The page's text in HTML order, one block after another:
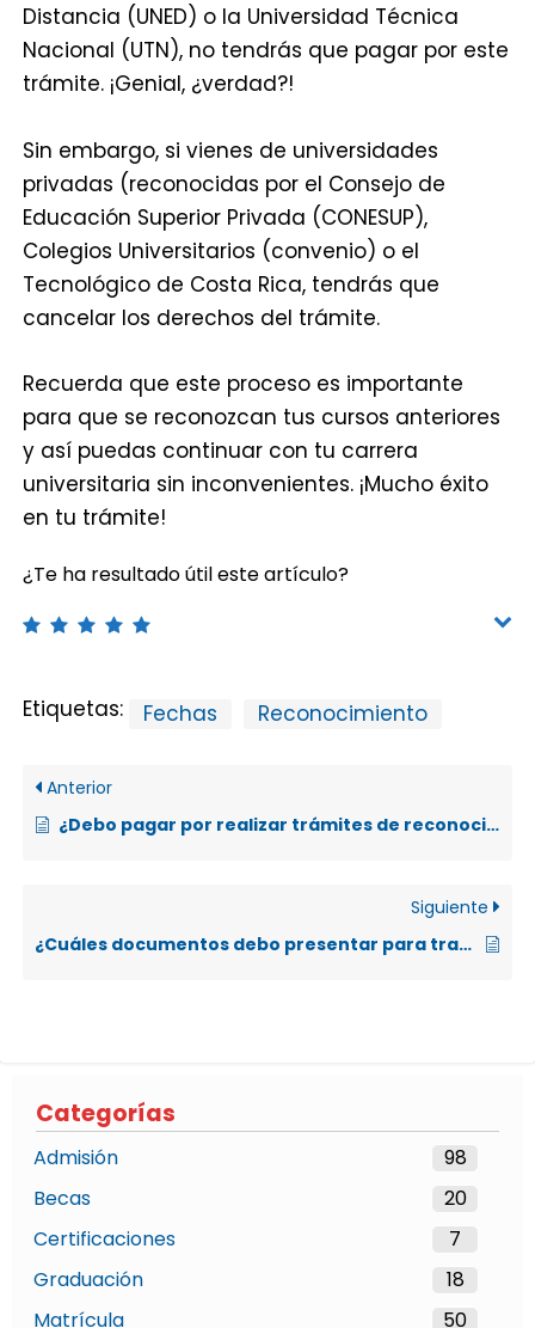
Categorías
Admisión
98
Becas
20
Certificaciones
7
Graduación
18
Matrícula
50
Distancia (UNED) o la Universidad Técnica
Nacional (UTN), no tendrás que pagar por este
trámite. ¡Genial, ¿verdad?!
Sin embargo, si vienes de universidades
privadas (reconocidas por el Consejo de
Educación Superior Privada (CONESUP),
Colegios Universitarios (convenio) o el
Tecnológico de Costa Rica, tendrás que
cancelar los derechos del trámite.
Recuerda que este proceso es importante
para que se reconozcan tus cursos anteriores
y así puedas continuar con tu carrera
universitaria sin inconvenientes. ¡Mucho éxito
en tu trámite!
¿Te ha resultado útil este artículo?
Etiquetas: Fechas Reconocimiento
Anterior
¿Debo pagar por realizar trámites de reconocimiento de cursos?
Siguiente
¿Cuáles documentos debo presentar para tramites de reconocimiento de cursos?